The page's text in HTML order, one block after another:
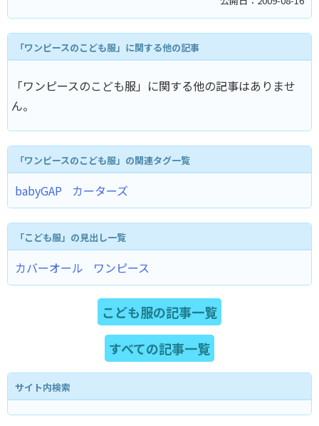
「ワンピースのこども服」に関する他の記事
「ワンピースのこども服」に関する他の記事はありませ
ん。
「ワンピースのこども服」の関連タグ一覧
babyGAP カーターズ
「こども服」の見出し一覧
カバーオール ワンピース
こども服の記事一覧
すべての記事一覧
サイト内検索